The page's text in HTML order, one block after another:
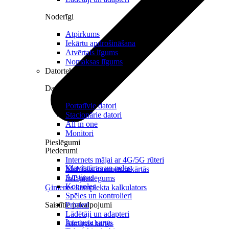
Pieslēgumi
Internets mājai ar 4G/5G rūteri
Mobilais internets iekārtās
IoT pieslēgums
Ģimenes komplekta kalkulators
Saistītie pakalpojumi
Interneta sargs
Noderīgi
Atpirkums
Iekārtu apdrošināšana
Atvērtais līgums
Nomaksas līgums
Datortehnika
Datori un Monitori
Portatīvie datori
Stacionārie datori
All in one
Monitori
Piederumi
Klaviatūras un peles
Austiņas
Konsoles
Spēles un kontrolieri
Printeri
Lādētāji un adapteri
Atmiņas kartes